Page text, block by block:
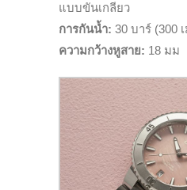
แบบขันเกลียว
การกันน้ำ: 30 บาร์ (300
ความกว้างหูสาย: 18 มม